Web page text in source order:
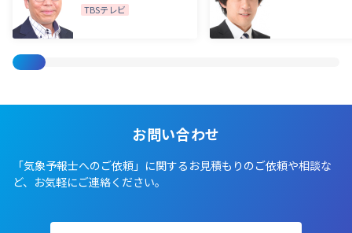
TBSテレビ
お問い合わせ
「気象予報士へのご依頼」に関するお見積もりのご依頼や相談な
ど、お気軽にご連絡ください。